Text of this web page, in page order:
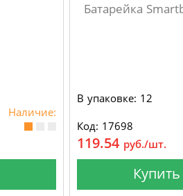
Наличие:
Батарейка
В упаковке: 12
Код: 17698
119.54 руб./шт.
Купить